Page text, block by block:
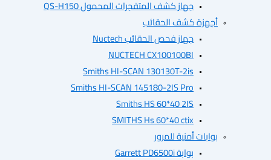
جهاز كشف المتفجرات المحمول QS-H150
أجهزة كشف الحقائب
جهاز فحص الحقائب Nuctech
NUCTECH CX100100BI
Smiths HI-SCAN 130130T-2is
Smiths HI-SCAN 145180-2IS Pro
Smiths HS 60*40 2IS
SMITHS Hs 60*40 ctix
بوابات أمنية للمرور